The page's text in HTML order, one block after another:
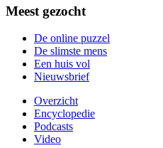
Meest gezocht
De online puzzel
De slimste mens
Een huis vol
Nieuwsbrief
Overzicht
Encyclopedie
Podcasts
Video